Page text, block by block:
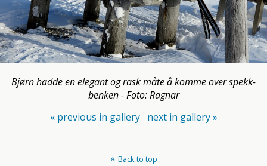
Bjørn hadde en elegant og rask måte å komme over spekk-
benken - Foto: Ragnar
« previous in gallery
next in gallery »
Back to top